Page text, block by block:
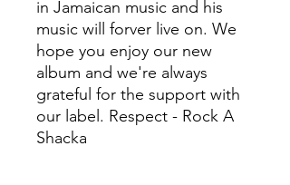
in Jamaican music and his
music will forver live on. We
hope you enjoy our new
album and we're always
grateful for the support with
our label. Respect - Rock A
Shacka